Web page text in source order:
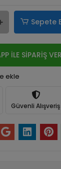
Sepete
İLE SİPARİŞ VER
ekle
Güvenli Alışveriş